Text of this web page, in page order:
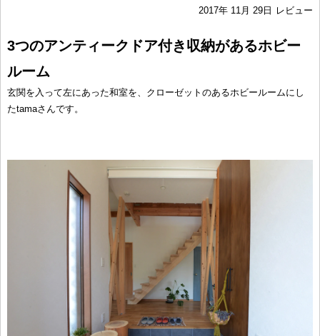
2017年 11月 29日 レビュー
3つのアンティークドア付き収納があるホビー
ルーム
玄関を入って左にあった和室を、クローゼットのあるホビールームにし
たtamaさんです。